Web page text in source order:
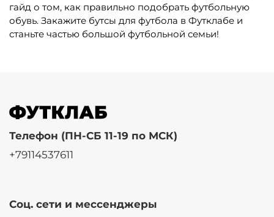
гайд о том, как правильно подобрать футбольную
обувь. Закажите бутсы для футбола в Футклабе и
станьте частью большой футбольной семьи!
Телефон (ПН-СБ 11-19 по МСК)
+79114537611
Соц. сети и мессенджеры